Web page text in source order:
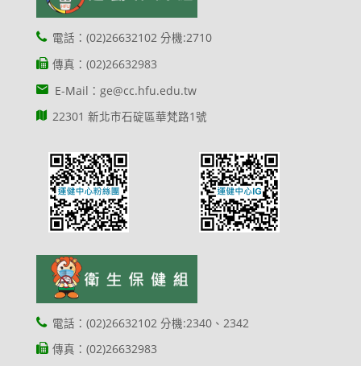
電話：(02)26632102 分機:2710
傳真：(02)26632983
E-Mail：ge@cc.hfu.edu.tw
22301 新北市石碇區華梵路1號
電話：(02)26632102 分機:2340、2342
傳真：(02)26632983